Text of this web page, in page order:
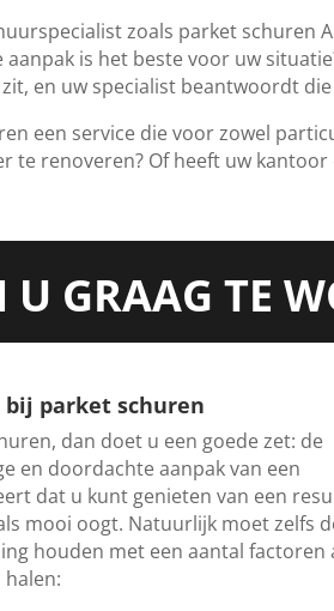
zoals parket schuren
aanpak is het beste voor uw
en uw specialist beantwoordt die
een service die voor zowel
te renoveren? Of heeft uw
GRAAG TE
parket schuren
dan doet u een goede zet: de
en doordachte aanpak van een
dat u kunt genieten van een
mooi oogt. Natuurlijk moet zelfs
houden met een aantal factoren